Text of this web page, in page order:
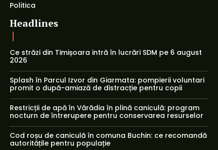
Politica
Headlines
Ce străzi din Timișoara intră în lucrări SDM pe 6 august
2026
Splash în Parcul Izvor din Giarmata: pompierii voluntari
promit o după-amiază de distracție pentru copii
Restricții de apă în Vărădia în plină caniculă: program
nocturn de întrerupere pentru conservarea resurselor
Cod roșu de caniculă în comuna Buchin: ce recomandă
autoritățile pentru populație